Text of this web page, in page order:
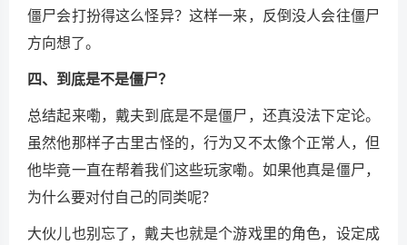
僵尸会打扮得这么怪异？这样一来，反倒没人会往僵尸
方向想了。
四、到底是不是僵尸？
总结起来嘞，戴夫到底是不是僵尸，还真没法下定论。
虽然他那样子古里古怪的，行为又不太像个正常人，但
他毕竟一直在帮着我们这些玩家嘞。如果他真是僵尸，
为什么要对付自己的同类呢？
大伙儿也别忘了，戴夫也就是个游戏里的角色，设定成